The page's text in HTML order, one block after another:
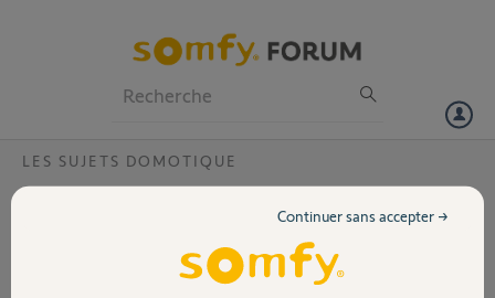
Volet
LES SUJETS DOMOTIQUE
Compatibilité TAHOMA SWITCH vs
Continuer sans accepter →